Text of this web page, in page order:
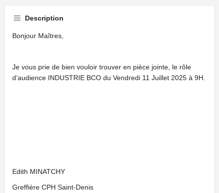
Description
Bonjour Maîtres,
Je vous prie de bien vouloir trouver en pièce jointe, le rôle
d’audience INDUSTRIE BCO du Vendredi 11 Juillet 2025 à 9H.
Edith MINATCHY
Greffière CPH Saint-Denis